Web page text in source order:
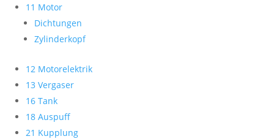
11 Motor
Dichtungen
Zylinderkopf
12 Motorelektrik
13 Vergaser
16 Tank
18 Auspuff
21 Kupplung